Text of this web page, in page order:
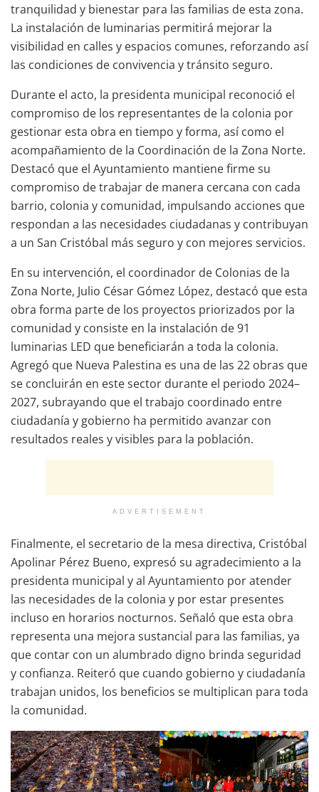
tranquilidad y bienestar para las familias de esta zona.
La instalación de luminarias permitirá mejorar la
visibilidad en calles y espacios comunes, reforzando así
las condiciones de convivencia y tránsito seguro.
Durante el acto, la presidenta municipal reconoció el
compromiso de los representantes de la colonia por
gestionar esta obra en tiempo y forma, así como el
acompañamiento de la Coordinación de la Zona Norte.
Destacó que el Ayuntamiento mantiene firme su
compromiso de trabajar de manera cercana con cada
barrio, colonia y comunidad, impulsando acciones que
respondan a las necesidades ciudadanas y contribuyan
a un San Cristóbal más seguro y con mejores servicios.
En su intervención, el coordinador de Colonias de la
Zona Norte, Julio César Gómez López, destacó que esta
obra forma parte de los proyectos priorizados por la
comunidad y consiste en la instalación de 91
luminarias LED que beneficiarán a toda la colonia.
Agregó que Nueva Palestina es una de las 22 obras que
se concluirán en este sector durante el periodo 2024–
2027, subrayando que el trabajo coordinado entre
ciudadanía y gobierno ha permitido avanzar con
resultados reales y visibles para la población.
ADVERTISEMENT
Finalmente, el secretario de la mesa directiva, Cristóbal
Apolinar Pérez Bueno, expresó su agradecimiento a la
presidenta municipal y al Ayuntamiento por atender
las necesidades de la colonia y por estar presentes
incluso en horarios nocturnos. Señaló que esta obra
representa una mejora sustancial para las familias, ya
que contar con un alumbrado digno brinda seguridad
y confianza. Reiteró que cuando gobierno y ciudadanía
trabajan unidos, los beneficios se multiplican para toda
la comunidad.